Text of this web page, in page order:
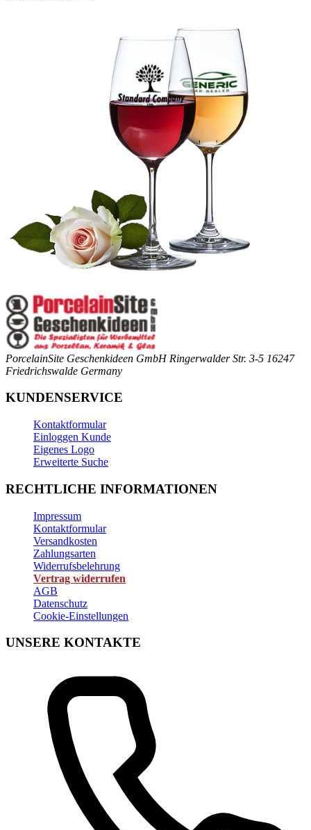
PorcelainSite Geschenkideen GmbH Ringerwalder Str. 3-5 16247
Friedrichswalde Germany
KUNDENSERVICE
Kontaktformular
Einloggen Kunde
Eigenes Logo
Erweiterte Suche
RECHTLICHE INFORMATIONEN
Impressum
Kontaktformular
Versandkosten
Zahlungsarten
Widerrufsbelehrung
Vertrag widerrufen
AGB
Datenschutz
Cookie-Einstellungen
UNSERE KONTAKTE